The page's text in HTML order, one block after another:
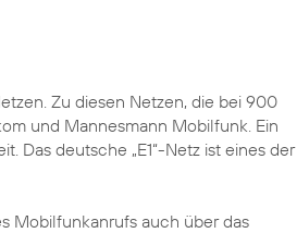
Zu diesen Netzen, die bei 900
und Mannesmann Mobilfunk. Ein
Das deutsche „E1“-Netz ist eines der
Mobilfunkanrufs auch über das